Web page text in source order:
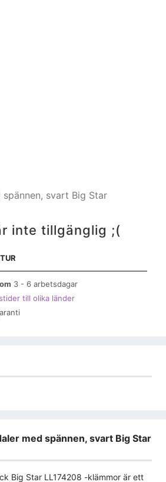
spännen, svart Big Star
inte tillgänglig ;(
3 - 6 arbetsdagar
till olika länder
med spännen, svart Big Star
Big Star LL174208 -klämmor är ett